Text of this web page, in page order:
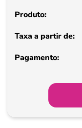
de
Pagamento